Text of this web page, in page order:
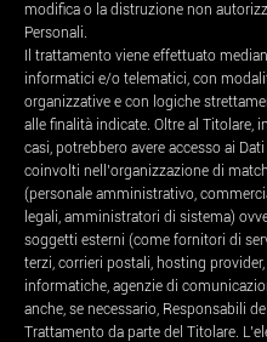
modifica o la distruzione non
Personali.
Il trattamento viene effettuato
informatici e/o telematici, con
organizzative e con logiche
alle finalità indicate. Oltre al Titolare,
casi, potrebbero avere accesso ai
coinvolti nell’organizzazione di
(personale amministrativo,
legali, amministratori di sistema)
soggetti esterni (come fornitori di
terzi, corrieri postali, hosting
informatiche, agenzie di
anche, se necessario, Responsabili del
Trattamento da parte del Titolare.